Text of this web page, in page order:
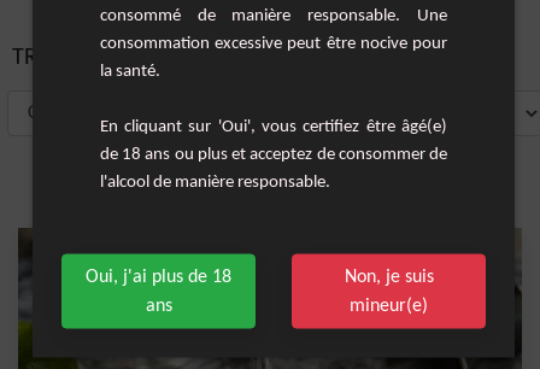
TRIER PAR:
consommé de manière responsable. Une
consommation excessive peut être nocive pour
la santé.
En cliquant sur 'Oui', vous certifiez être âgé(e)
de 18 ans ou plus et acceptez de consommer de
l'alcool de manière responsable.
Oui, j'ai plus de 18
ans
Non, je suis
mineur(e)